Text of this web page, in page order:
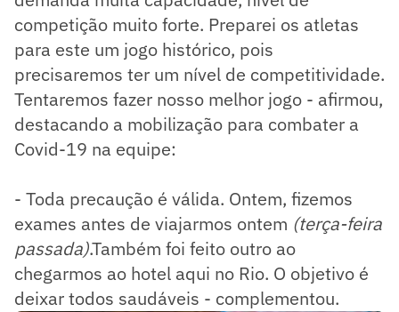
competição muito forte. Preparei os atletas
para este um jogo histórico, pois
precisaremos ter um nível de competitividade.
Tentaremos fazer nosso melhor jogo - afirmou,
destacando a mobilização para combater a
Covid-19 na equipe:
- Toda precaução é válida. Ontem, fizemos
exames antes de viajarmos ontem (terça-feira
passada).Também foi feito outro ao
chegarmos ao hotel aqui no Rio. O objetivo é
deixar todos saudáveis - complementou.